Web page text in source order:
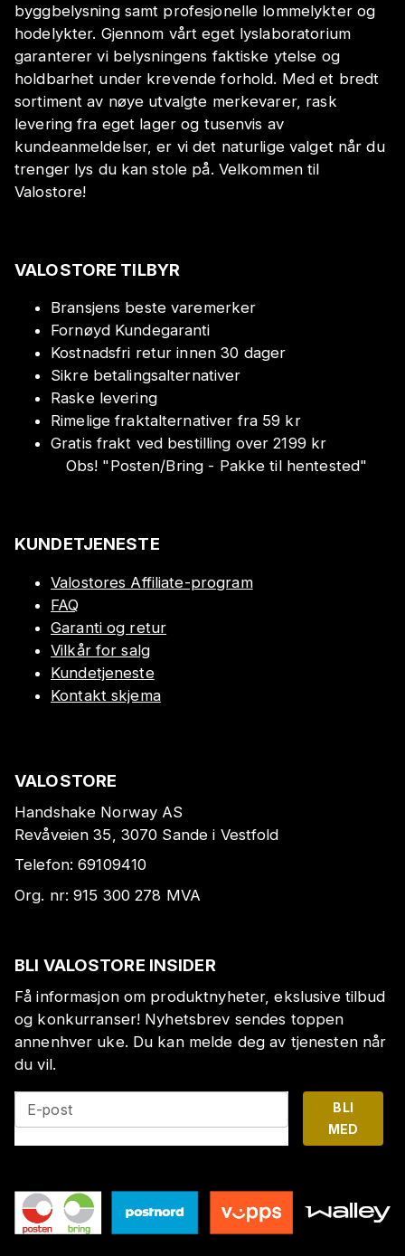
byggbelysning samt profesjonelle lommelykter og
hodelykter. Gjennom vårt eget lyslaboratorium
garanterer vi belysningens faktiske ytelse og
holdbarhet under krevende forhold. Med et bredt
sortiment av nøye utvalgte merkevarer, rask
levering fra eget lager og tusenvis av
kundeanmeldelser, er vi det naturlige valget når du
trenger lys du kan stole på. Velkommen til
Valostore!
VALOSTORE TILBYR
Bransjens beste varemerker
Fornøyd Kundegaranti
Kostnadsfri retur innen 30 dager
Sikre betalingsalternativer
Raske levering
Rimelige fraktalternativer fra 59 kr
Gratis frakt ved bestilling over 2199 kr
Obs! "Posten/Bring - Pakke til hentested"
KUNDETJENESTE
Valostores Affiliate-program
FAQ
Garanti og retur
Vilkår for salg
Kundetjeneste
Kontakt skjema
VALOSTORE
Handshake Norway AS
Revåveien 35, 3070 Sande i Vestfold
Telefon:69109410
Org. nr:915 300 278 MVA
BLI VALOSTORE INSIDER
Få informasjon om produktnyheter, ekslusive tilbud
og konkurranser! Nyhetsbrev sendes toppen
annenhver uke. Du kan melde deg av tjenesten når
du vil.
E-post
BLI
MED